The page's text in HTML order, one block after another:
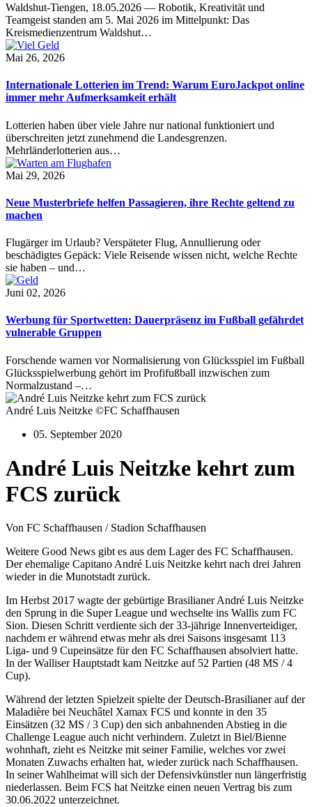
Waldshut-Tiengen, 18.05.2026 — Robotik, Kreativität und
Teamgeist standen am 5. Mai 2026 im Mittelpunkt: Das
Kreismedienzentrum Waldshut…
Mai 26, 2026
Internationale Lotterien im Trend: Warum EuroJackpot online
immer mehr Aufmerksamkeit erhält
Lotterien haben über viele Jahre nur national funktioniert und
überschreiten jetzt zunehmend die Landesgrenzen.
Mehrländerlotterien aus…
Mai 29, 2026
Neue Musterbriefe helfen Passagieren, ihre Rechte geltend zu
machen
Flugärger im Urlaub? Verspäteter Flug, Annullierung oder
beschädigtes Gepäck: Viele Reisende wissen nicht, welche Rechte
sie haben – und…
Juni 02, 2026
Werbung für Sportwetten: Dauerpräsenz im Fußball gefährdet
vulnerable Gruppen
Forschende warnen vor Normalisierung von Glücksspiel im Fußball
Glücksspielwerbung gehört im Profifußball inzwischen zum
Normalzustand –…
André Luis Neitzke ©FC Schaffhausen
05. September 2020
André Luis Neitzke kehrt zum
FCS zurück
Von FC Schaffhausen / Stadion Schaffhausen
Weitere Good News gibt es aus dem Lager des FC Schaffhausen.
Der ehemalige Capitano André Luis Neitzke kehrt nach drei Jahren
wieder in die Munotstadt zurück.
Im Herbst 2017 wagte der gebürtige Brasilianer André Luis Neitzke
den Sprung in die Super League und wechselte ins Wallis zum FC
Sion. Diesen Schritt verdiente sich der 33-jährige Innenverteidiger,
nachdem er während etwas mehr als drei Saisons insgesamt 113
Liga- und 9 Cupeinsätze für den FC Schaffhausen absolviert hatte.
In der Walliser Hauptstadt kam Neitzke auf 52 Partien (48 MS / 4
Cup).
Während der letzten Spielzeit spielte der Deutsch-Brasilianer auf der
Maladière bei Neuchâtel Xamax FCS und konnte in den 35
Einsätzen (32 MS / 3 Cup) den sich anbahnenden Abstieg in die
Challenge League auch nicht verhindern. Zuletzt in Biel/Bienne
wohnhaft, zieht es Neitzke mit seiner Familie, welches vor zwei
Monaten Zuwachs erhalten hat, wieder zurück nach Schaffhausen.
In seiner Wahlheimat will sich der Defensivkünstler nun längerfristig
niederlassen. Beim FCS hat Neitzke einen neuen Vertrag bis zum
30.06.2022 unterzeichnet.